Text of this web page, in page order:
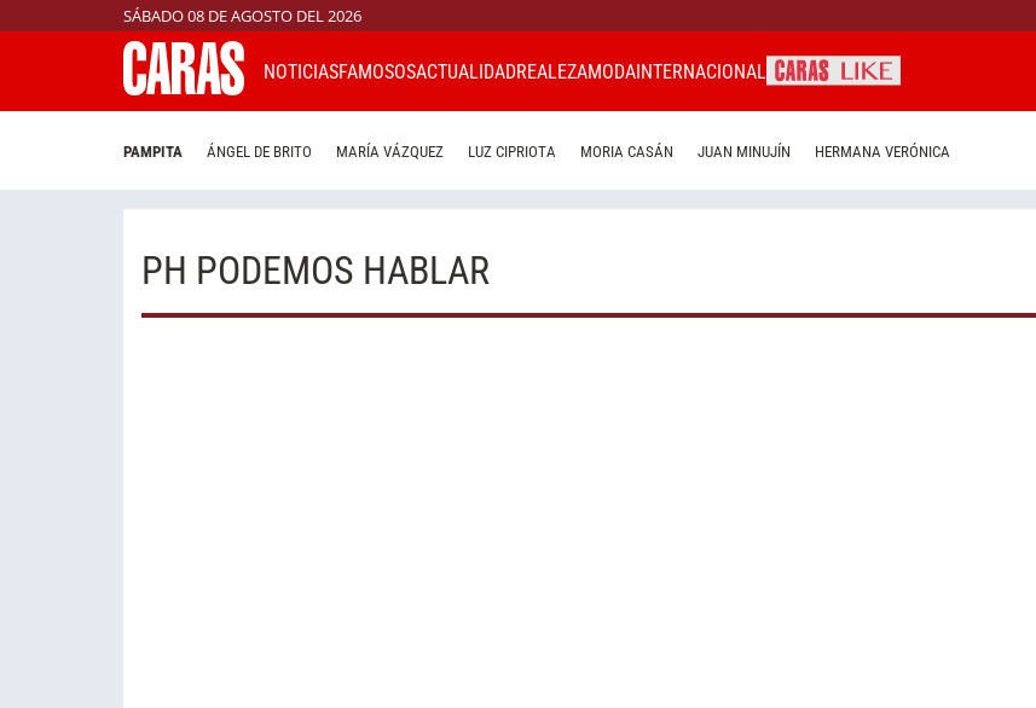
SÁBADO 08 DE AGOSTO DEL 2026
NOTICIASFAMOSOSACTUALIDADREALEZAMODAINTERNACIONAL
PAMPITA ÁNGEL DE BRITO MARÍA VÁZQUEZ LUZ CIPRIOTA MORIA CASÁN JUAN MINUJÍN HERMANA VERÓNICA
PH PODEMOS HABLAR